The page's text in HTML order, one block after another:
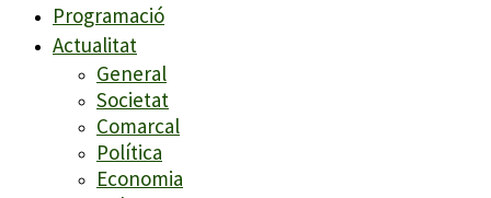
Programació
Actualitat
General
Societat
Comarcal
Política
Economia